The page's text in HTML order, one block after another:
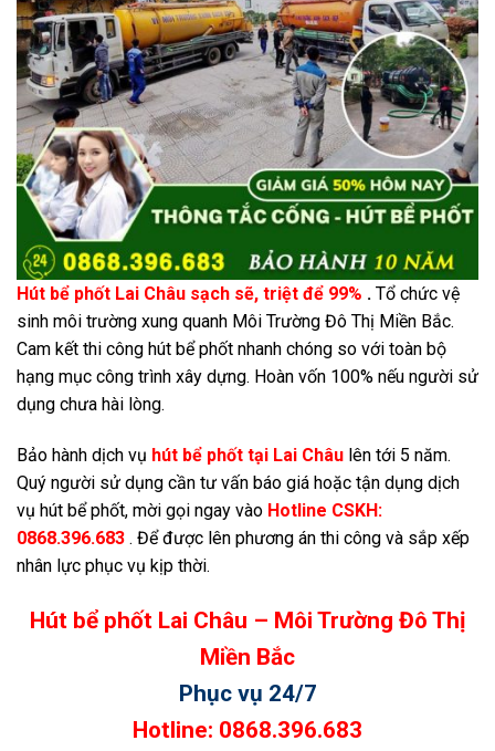
Hút bể phốt Lai Châu sạch sẽ, triệt để 99% . Tổ chức vệ
sinh môi trường xung quanh Môi Trường Đô Thị Miền Bắc.
Cam kết thi công hút bể phốt nhanh chóng so với toàn bộ
hạng mục công trình xây dựng. Hoàn vốn 100% nếu người sử
dụng chưa hài lòng.
Bảo hành dịch vụ hút bể phốt tại Lai Châu lên tới 5 năm.
Quý người sử dụng cần tư vấn báo giá hoặc tận dụng dịch
vụ hút bể phốt, mời gọi ngay vào Hotline CSKH:
0868.396.683 . Để được lên phương án thi công và sắp xếp
nhân lực phục vụ kịp thời.
Hút bể phốt Lai Châu – Môi Trường Đô Thị
Miền Bắc
Phục vụ 24/7
Hotline: 0868.396.683